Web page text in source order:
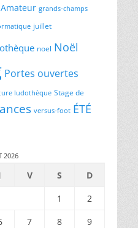
grands-champs
juillet
noel Noël
Portes ouvertes
ludothèque Stage de
versus-foot ÉTÉ
2026
V S
D
1
2
7 8
9